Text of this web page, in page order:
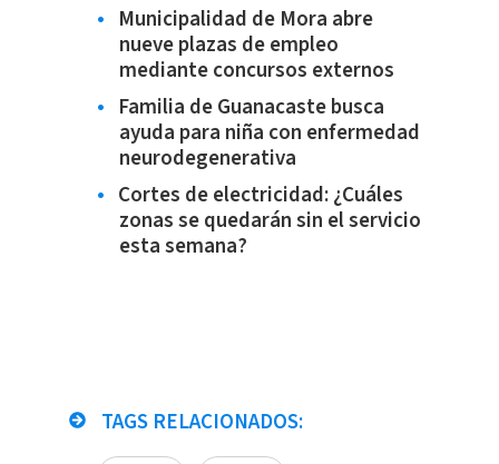
Municipalidad de Mora abre
nueve plazas de empleo
mediante concursos externos
Familia de Guanacaste busca
ayuda para niña con enfermedad
neurodegenerativa
Cortes de electricidad: ¿Cuáles
zonas se quedarán sin el servicio
esta semana?
TAGS RELACIONADOS: